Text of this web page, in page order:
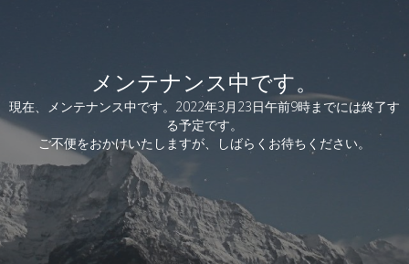
メンテナンス中です。
現在、メンテナンス中です。2022年3月23日午前9時までには終了す
る予定です。
ご不便をおかけいたしますが、しばらくお待ちください。